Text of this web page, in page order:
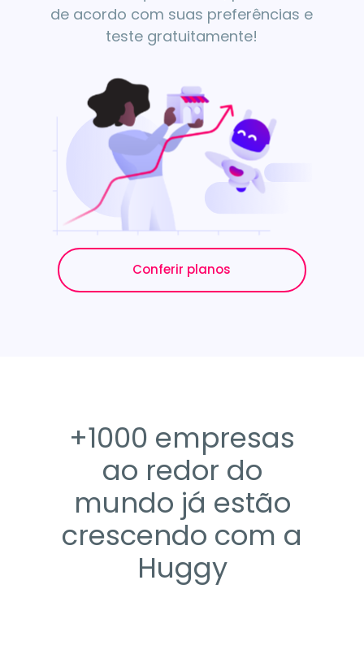
de acordo com suas preferências e
teste gratuitamente!
Conferir planos
+1000 empresas
ao redor do
mundo já estão
crescendo com a
Huggy